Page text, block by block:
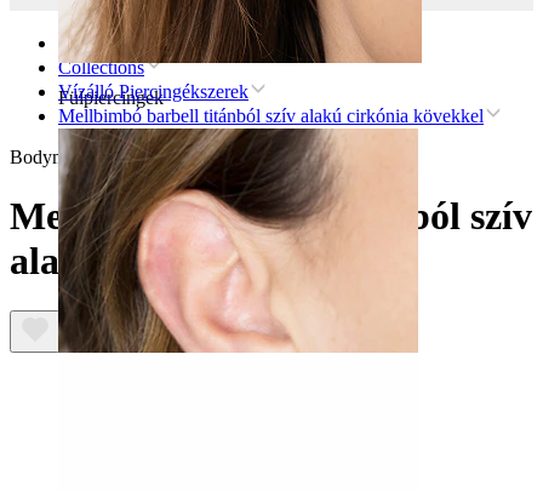
Fülpiercingek
Kezdőlap
Collections
Vízálló Piercingékszerek
Mellbimbó barbell titánból szív alakú cirkónia kövekkel
Bodymod Premium
Mellbimbó barbell titánból szív
alakú cirkónia kövekkel